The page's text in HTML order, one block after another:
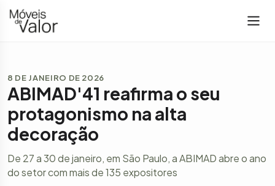
8 DE JANEIRO DE 2026
ABIMAD'41 reafirma o seu
protagonismo na alta
decoração
De 27 a 30 de janeiro, em São Paulo, a ABIMAD abre o ano
do setor com mais de 135 expositores